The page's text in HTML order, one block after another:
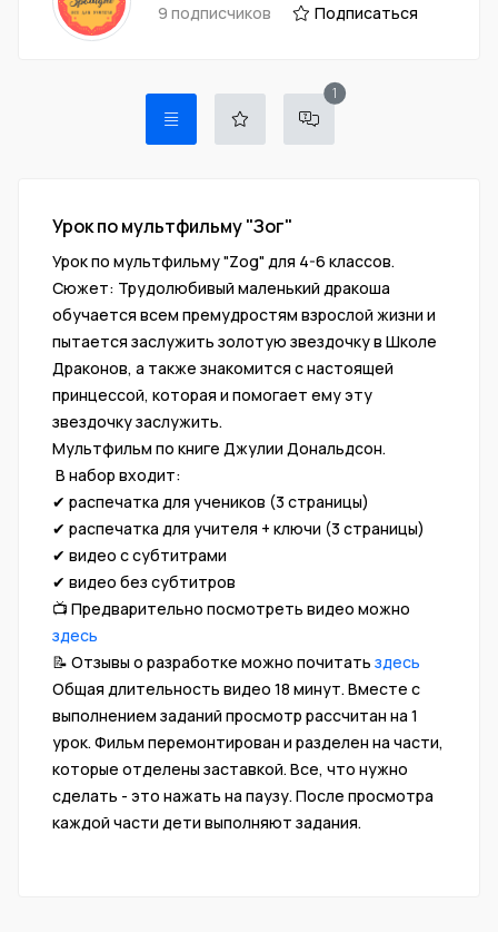
9 подписчиков
Подписаться
1 New Reviews
Урок по мультфильму "Зог"
Урок по мультфильму "Zog" для 4-6 классов.
Сюжет: Трудолюбивый маленький дракоша
обучается всем премудростям взрослой жизни и
пытается заслужить золотую звездочку в Школе
Драконов, а также знакомится с настоящей
принцессой, которая и помогает ему эту
звездочку заслужить.
Мультфильм по книге Джулии Дональдсон.
В набор входит:
✔ распечатка для учеников (3 страницы)
✔ распечатка для учителя + ключи (3 страницы)
✔ видео с субтитрами
✔ видео без субтитров
📺 Предварительно посмотреть видео можно
здесь
📝 Отзывы о разработке можно почитать здесь
Общая длительность видео 18 минут. Вместе с
выполнением заданий просмотр рассчитан на 1
урок. Фильм перемонтирован и разделен на части,
которые отделены заставкой. Все, что нужно
сделать - это нажать на паузу. После просмотра
каждой части дети выполняют задания.